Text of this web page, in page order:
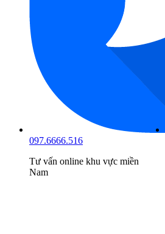
091.3333.518
Tư vấn online khu vực miền
Trung